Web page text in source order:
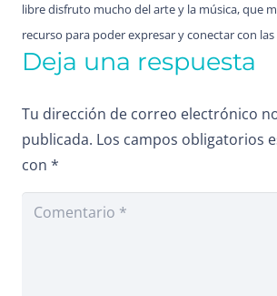
libre disfruto mucho del arte y la música, que
recurso para poder expresar y conectar con
Deja una respuesta
Tu dirección de correo electrónico
publicada. Los campos obligatorios
con *